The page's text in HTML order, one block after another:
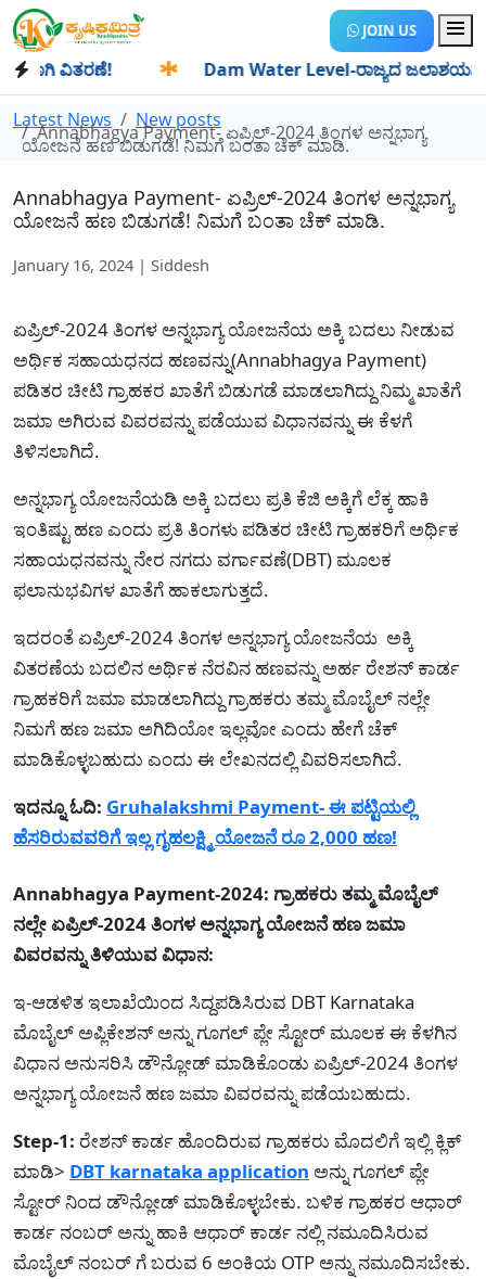
JOIN US
ವಿತರಣೆ! Dam Water Level-ರಾಜ್ಯದ ಜಲಾಶಯಗಳಿಗೆ
Latest News New posts
Annabhagya Payment- ಏಪ್ರಿಲ್-2024 ತಿಂಗಳ ಅನ್ನಭಾಗ್ಯ
ಯೋಜನೆ ಹಣ ಬಿಡುಗಡೆ! ನಿಮಗೆ ಬಂತಾ ಚೆಕ್ ಮಾಡಿ.
Annabhagya Payment- ಏಪ್ರಿಲ್-2024 ತಿಂಗಳ ಅನ್ನಭಾಗ್ಯ
ಯೋಜನೆ ಹಣ ಬಿಡುಗಡೆ! ನಿಮಗೆ ಬಂತಾ ಚೆಕ್ ಮಾಡಿ.
January 16, 2024 | Siddesh
ಏಪ್ರಿಲ್-2024 ತಿಂಗಳ ಅನ್ನಭಾಗ್ಯ ಯೋಜನೆಯ ಅಕ್ಕಿ ಬದಲು ನೀಡುವ
ಅರ್ಥಿಕ ಸಹಾಯಧನದ ಹಣವನ್ನು(Annabhagya Payment)
ಪಡಿತರ ಚೀಟಿ ಗ್ರಾಹಕರ ಖಾತೆಗೆ ಬಿಡುಗಡೆ ಮಾಡಲಾಗಿದ್ದು ನಿಮ್ಮ ಖಾತೆಗೆ
ಜಮಾ ಅಗಿರುವ ವಿವರವನ್ನು ಪಡೆಯುವ ವಿಧಾನವನ್ನು ಈ ಕೆಳಗೆ
ತಿಳಿಸಲಾಗಿದೆ.
ಅನ್ನಭಾಗ್ಯ ಯೋಜನೆಯಡಿ ಅಕ್ಕಿ ಬದಲು ಪ್ರತಿ ಕೆಜಿ ಅಕ್ಕಿಗೆ ಲೆಕ್ಕ ಹಾಕಿ
ಇಂತಿಷ್ಟು ಹಣ ಎಂದು ಪ್ರತಿ ತಿಂಗಳು ಪಡಿತರ ಚೀಟಿ ಗ್ರಾಹಕರಿಗೆ ಅರ್ಥಿಕ
ಸಹಾಯಧನವನ್ನು ನೇರ ನಗದು ವರ್ಗಾವಣೆ(DBT) ಮೂಲಕ
ಫಲಾನುಭವಿಗಳ ಖಾತೆಗೆ ಹಾಕಲಾಗುತ್ತದೆ.
ಇದರಂತೆ ಏಪ್ರಿಲ್-2024 ತಿಂಗಳ ಅನ್ನಭಾಗ್ಯ ಯೋಜನೆಯ ಅಕ್ಕಿ
ವಿತರಣೆಯ ಬದಲಿನ ಅರ್ಥಿಕ ನೆರವಿನ ಹಣವನ್ನು ಅರ್ಹ ರೇಶನ್ ಕಾರ್ಡ
ಗ್ರಾಹಕರಿಗೆ ಜಮಾ ಮಾಡಲಾಗಿದ್ದು ಗ್ರಾಹಕರು ತಮ್ಮ ಮೊಬೈಲ್ ನಲ್ಲೇ
ನಿಮಗೆ ಹಣ ಜಮಾ ಅಗಿದಿಯೋ ಇಲ್ಲವೋ ಎಂದು ಹೇಗೆ ಚೆಕ್
ಮಾಡಿಕೊಳ್ಳಬಹುದು ಎಂದು ಈ ಲೇಖನದಲ್ಲಿ ವಿವರಿಸಲಾಗಿದೆ.
ಇದನ್ನೂ ಓದಿ: Gruhalakshmi Payment- ಈ ಪಟ್ಟಿಯಲ್ಲಿ
ಹೆಸರಿರುವವರಿಗೆ ಇಲ್ಲ ಗೃಹಲಕ್ಷ್ಮಿ ಯೋಜನೆ ರೂ 2,000 ಹಣ!
Annabhagya Payment-2024: ಗ್ರಾಹಕರು ತಮ್ಮ ಮೊಬೈಲ್
ನಲ್ಲೇ ಏಪ್ರಿಲ್-2024 ತಿಂಗಳ ಅನ್ನಭಾಗ್ಯ ಯೋಜನೆ ಹಣ ಜಮಾ
ವಿವರವನ್ನು ತಿಳಿಯುವ ವಿಧಾನ:
ಇ-ಆಡಳಿತ ಇಲಾಖೆಯಿಂದ ಸಿದ್ದಪಡಿಸಿರುವ DBT Karnataka
ಮೊಬೈಲ್ ಅಪ್ಲಿಕೇಶನ್ ಅನ್ನು ಗೂಗಲ್ ಪ್ಲೇ ಸ್ಟೋರ್ ಮೂಲಕ ಈ ಕೆಳಗಿನ
ವಿಧಾನ ಅನುಸರಿಸಿ ಡೌನ್ಲೋಡ್ ಮಾಡಿಕೊಂಡು ಏಪ್ರಿಲ್-2024 ತಿಂಗಳ
ಅನ್ನಭಾಗ್ಯ ಯೋಜನೆ ಹಣ ಜಮಾ ವಿವರವನ್ನು ಪಡೆಯಬಹುದು.
Step-1: ರೇಶನ್ ಕಾರ್ಡ ಹೊಂದಿರುವ ಗ್ರಾಹಕರು ಮೊದಲಿಗೆ ಇಲ್ಲಿ ಕ್ಲಿಕ್
ಮಾಡಿ> DBT karnataka application ಅನ್ನು ಗೂಗಲ್ ಪ್ಲೇ
ಸ್ಟೋರ್ ನಿಂದ ಡೌನ್ಲೋಡ್ ಮಾಡಿಕೊಳ್ಳಬೇಕು. ಬಳಿಕ ಗ್ರಾಹಕರ ಆಧಾರ್
ಕಾರ್ಡ ನಂಬರ್ ಅನ್ನು ಹಾಕಿ ಆಧಾರ್ ಕಾರ್ಡ ನಲ್ಲಿ ನಮೂದಿಸಿರುವ
ಮೊಬೈಲ್ ನಂಬರ್ ಗೆ ಬರುವ 6 ಅಂಕಿಯ OTP ಅನ್ನು ನಮೂದಿಸಬೇಕು.